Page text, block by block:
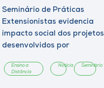
Seminário de Práticas
Extensionistas evidencia
impacto social dos projetos
desenvolvidos por
line
Ensino a
Distância
Notícia Seminário